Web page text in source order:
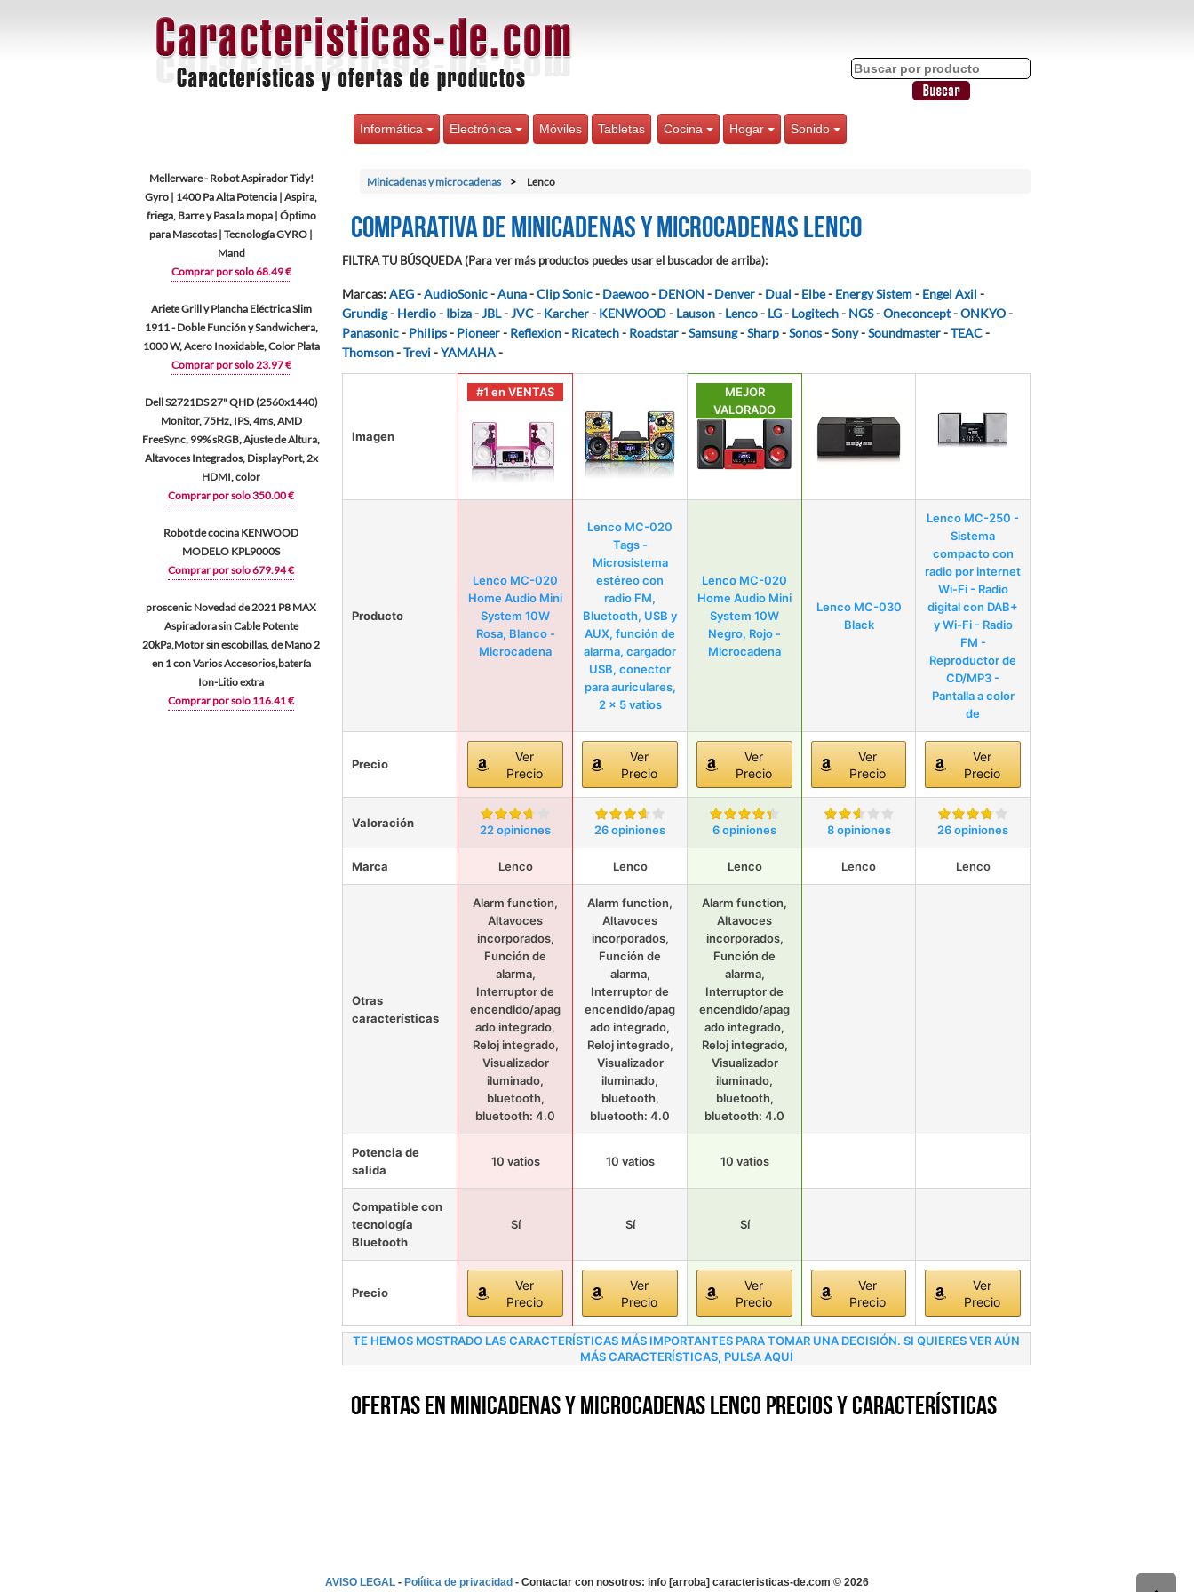
Informática Electrónica Móviles Tabletas Cocina Hogar Sonido
Mellerware - Robot Aspirador Tidy!
Gyro | 1400 Pa Alta Potencia | Aspira,
friega, Barre y Pasa la mopa | Óptimo
para Mascotas | Tecnología GYRO |
Mand
Comprar por solo 68.49 €
Ariete Grill y Plancha Eléctrica Slim
1911 - Doble Función y Sandwichera,
1000 W, Acero Inoxidable, Color Plata
Comprar por solo 23.97 €
Dell S2721DS 27" QHD (2560x1440)
Monitor, 75Hz, IPS, 4ms, AMD
FreeSync, 99% sRGB, Ajuste de Altura,
Altavoces Integrados, DisplayPort, 2x
HDMI, color
Comprar por solo 350.00 €
Robot de cocina KENWOOD
MODELO KPL9000S
Comprar por solo 679.94 €
proscenic Novedad de 2021 P8 MAX
Aspiradora sin Cable Potente
20kPa,Motor sin escobillas, de Mano 2
en 1 con Varios Accesorios,batería
Ion-Litio extra
Comprar por solo 116.41 €
Minicadenas y microcadenas Lenco
Comparativa de Minicadenas y microcadenas Lenco
FILTRA TU BÚSQUEDA (Para ver más productos puedes usar el buscador de arriba):
Marcas:AEG-AudioSonic-Auna-Clip Sonic- Daewoo- DENON - Denver- Dual - Elbe- Energy Sistem- Engel Axil -
Grundig- Herdio- Ibiza-JBL-JVC- Karcher- KENWOOD- Lauson- Lenco- LG- Logitech- NGS-Oneconcept-ONKYO-
Panasonic- Philips- Pioneer- Reflexion- Ricatech- Roadstar-Samsung-Sharp-Sonos-Sony-Soundmaster-TEAC-
Thomson-Trevi-YAMAHA-
Imagen
#1 en VENTAS
MEJOR
VALORADO
Producto
Lenco MC-020
Home Audio Mini
System 10W
Rosa, Blanco -
Microcadena
Lenco MC-020
Tags -
Microsistema
estéreo con
radio FM,
Bluetooth, USB y
AUX, función de
alarma, cargador
USB, conector
para auriculares,
2 x 5 vatios
Lenco MC-020
Home Audio Mini
System 10W
Negro, Rojo -
Microcadena
Lenco MC-030
Black
Lenco MC-250 -
Sistema
compacto con
radio por internet
Wi-Fi - Radio
digital con DAB+
y Wi-Fi - Radio
FM -
Reproductor de
CD/MP3 -
Pantalla a color
de
Precio
Ver
Precio
Ver
Precio
Ver
Precio
Ver
Precio
Ver
Precio
Valoración 22 opiniones 26 opiniones 6 opiniones 8 opiniones 26 opiniones
Marca Lenco Lenco Lenco Lenco Lenco
Otras
características
Alarm function,
Altavoces
incorporados,
Función de
alarma,
Interruptor de
encendido/apag
ado integrado,
Reloj integrado,
Visualizador
iluminado,
bluetooth,
bluetooth: 4.0
Alarm function,
Altavoces
incorporados,
Función de
alarma,
Interruptor de
encendido/apag
ado integrado,
Reloj integrado,
Visualizador
iluminado,
bluetooth,
bluetooth: 4.0
Alarm function,
Altavoces
incorporados,
Función de
alarma,
Interruptor de
encendido/apag
ado integrado,
Reloj integrado,
Visualizador
iluminado,
bluetooth,
bluetooth: 4.0
Potencia de
salida
10 vatios 10 vatios 10 vatios
Compatible con
tecnología
Bluetooth
Sí Sí Sí
Precio
Ver
Precio
Ver
Precio
Ver
Precio
Ver
Precio
Ver
Precio
TE HEMOS MOSTRADO LAS CARACTERÍSTICAS MÁS IMPORTANTES PARA TOMAR UNA DECISIÓN. SI QUIERES VER AÚN
MÁS CARACTERÍSTICAS, PULSA AQUÍ
Ofertas en Minicadenas y microcadenas Lenco precios y características
AVISO LEGAL - Política de privacidad - Contactar con nosotros: info [arroba] caracteristicas-de.com © 2026